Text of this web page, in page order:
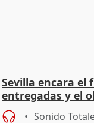
Sevilla encara el
entregadas y el
Sonido